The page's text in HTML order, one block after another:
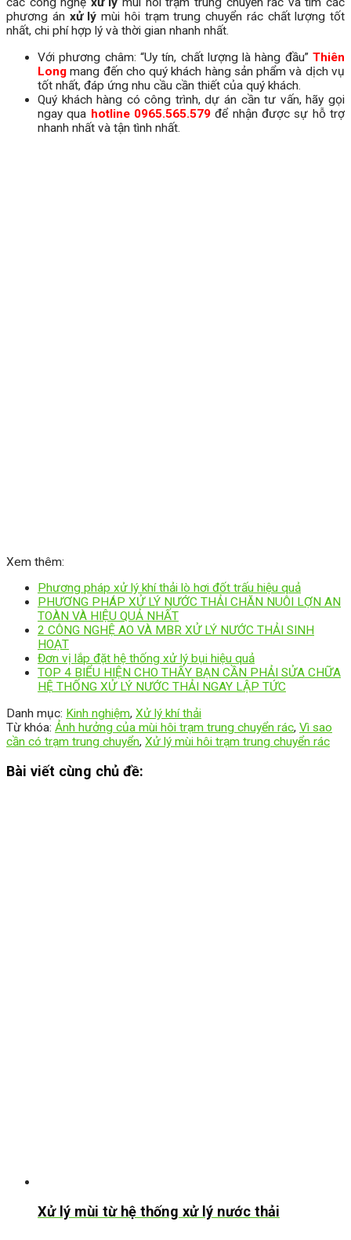
phương án xử lý mùi hôi trạm trung chuyển rác chất lượng tốt
nhất, chi phí hợp lý và thời gian nhanh nhất.
Với phương châm: “Uy tín, chất lượng là hàng đầu” Thiên
Long mang đến cho quý khách hàng sản phẩm và dịch vụ
tốt nhất, đáp ứng nhu cầu cần thiết của quý khách.
Quý khách hàng có công trình, dự án cần tư vấn, hãy gọi
ngay qua hotline 0965.565.579 để nhận được sự hỗ trợ
nhanh nhất và tận tình nhất.
Xem thêm:
Phương pháp xử lý khí thải lò hơi đốt trấu hiệu quả
PHƯƠNG PHÁP XỬ LÝ NƯỚC THẢI CHĂN NUÔI LỢN AN
TOÀN VÀ HIỆU QUẢ NHẤT
2 CÔNG NGHỆ AO VÀ MBR XỬ LÝ NƯỚC THẢI SINH
HOẠT
Đơn vị lắp đặt hệ thống xử lý bụi hiệu quả
TOP 4 BIỂU HIỆN CHO THẤY BẠN CẦN PHẢI SỬA CHỮA
HỆ THỐNG XỬ LÝ NƯỚC THẢI NGAY LẬP TỨC
Danh mục: Kinh nghiệm, Xử lý khí thải
Từ khóa: Ảnh hưởng của mùi hôi trạm trung chuyển rác, Vì sao
cần có trạm trung chuyển, Xử lý mùi hôi trạm trung chuyển rác
Bài viết cùng chủ đề:
Xử lý mùi từ hệ thống xử lý nước thải